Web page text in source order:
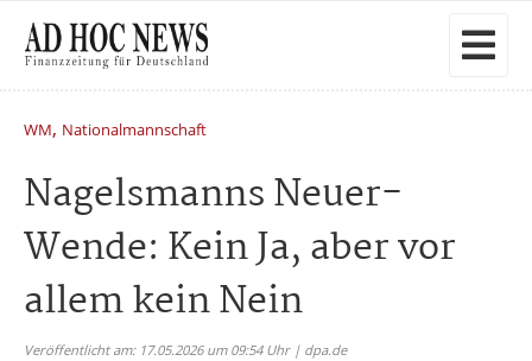
WM, Nationalmannschaft
Nagelsmanns Neuer-
Wende: Kein Ja, aber vor
allem kein Nein
Veröffentlicht am: 17.05.2026 um 09:54 Uhr | dpa.de